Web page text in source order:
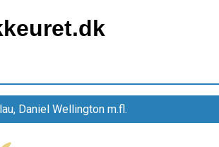
Daniel Wellington m.fl.